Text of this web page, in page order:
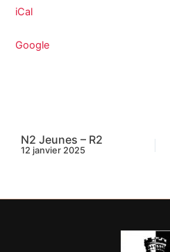
iCal
Google
N2 Jeunes – R2
12 janvier 2025